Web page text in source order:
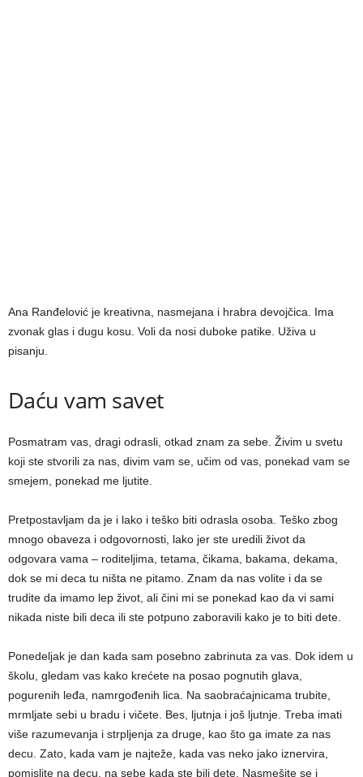
Ana Ranđelović je kreativna, nasmejana i hrabra devojčica. Ima
zvonak glas i dugu kosu. Voli da nosi duboke patike. Uživa u
pisanju.
Daću vam savet
Posmatram vas, dragi odrasli, otkad znam za sebe. Živim u svetu
koji ste stvorili za nas, divim vam se, učim od vas, ponekad vam se
smejem, ponekad me lјutite.
Pretpostavlјam da je i lako i teško biti odrasla osoba. Teško zbog
mnogo obaveza i odgovornosti, lako jer ste uredili život da
odgovara vama – roditelјima, tetama, čikama, bakama, dekama,
dok se mi deca tu ništa ne pitamo. Znam da nas volite i da se
trudite da imamo lep život, ali čini mi se ponekad kao da vi sami
nikada niste bili deca ili ste potpuno zaboravili kako je to biti dete.
Ponedelјak je dan kada sam posebno zabrinuta za vas. Dok idem u
školu, gledam vas kako krećete na posao pognutih glava,
pogurenih leđa, namrgođenih lica. Na saobraćajnicama trubite,
mrmlјate sebi u bradu i vičete. Bes, lјutnja i još lјutnje. Treba imati
više razumevanja i strplјenja za druge, kao što ga imate za nas
decu. Zato, kada vam je najteže, kada vas neko jako iznervira,
pomislite na decu, na sebe kada ste bili dete. Nasmešite se i